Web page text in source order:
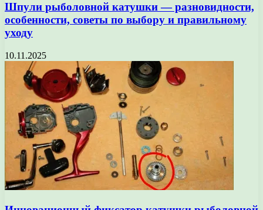
Шпули рыболовной катушки — разновидности,
особенности, советы по выбору и правильному
уходу
10.11.2025